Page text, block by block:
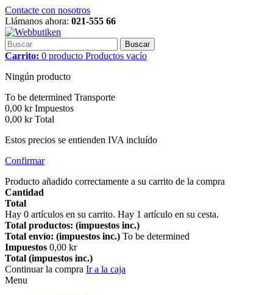
Contacte con nosotros
Llámanos ahora: 021-555 66
Buscar
Carrito: 0 producto Productos vacío
Ningún producto
To be determined Transporte
0,00 kr Impuestos
0,00 kr Total
Estos precios se entienden IVA incluído
Confirmar
Producto añadido correctamente a su carrito de la compra
Cantidad
Total
Hay 0 artículos en su carrito. Hay 1 artículo en su cesta.
Total productos: (impuestos inc.)
Total envío: (impuestos inc.) To be determined
Impuestos 0,00 kr
Total (impuestos inc.)
Continuar la compra Ir a la caja
Menu